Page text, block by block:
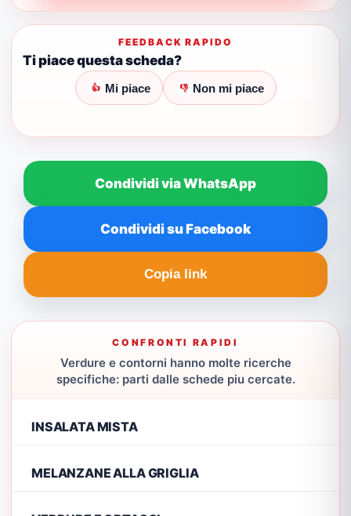
FEEDBACK RAPIDO
Ti piace questa scheda?
👍 Mi piace 👎 Non mi piace
Condividi via WhatsApp
Condividi su Facebook
Copia link
CONFRONTI RAPIDI
Verdure e contorni hanno molte ricerche
specifiche: parti dalle schede piu cercate.
INSALATA MISTA
MELANZANE ALLA GRIGLIA